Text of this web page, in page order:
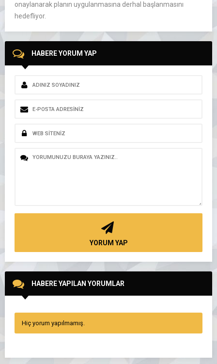
onaylanarak planın uygulanmasına derhal başlanmasını
hedefliyor.
HABERE YORUM YAP
YORUM YAP
HABERE YAPILAN YORUMLAR
Hiç yorum yapılmamış.